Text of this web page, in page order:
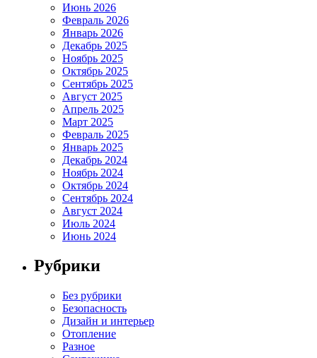
Июнь 2026
Февраль 2026
Январь 2026
Декабрь 2025
Ноябрь 2025
Октябрь 2025
Сентябрь 2025
Август 2025
Апрель 2025
Март 2025
Февраль 2025
Январь 2025
Декабрь 2024
Ноябрь 2024
Октябрь 2024
Сентябрь 2024
Август 2024
Июль 2024
Июнь 2024
Рубрики
Без рубрики
Безопасность
Дизайн и интерьер
Отопление
Разное